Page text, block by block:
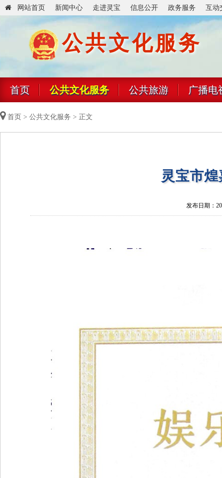
网站首页 新闻中心 走进灵宝 信息公开 政务服务 互动
公共文化服务
首页 公共文化服务 公共旅游 广播电
首页 > 公共文化服务 > 正文
灵宝市
发布日期：